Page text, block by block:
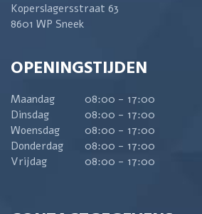
Koperslagersstraat 63
8601 WP Sneek
OPENINGSTIJDEN
Maandag
08:00 - 17:00
Dinsdag
08:00 - 17:00
Woensdag
08:00 - 17:00
Donderdag
08:00 - 17:00
Vrijdag
08:00 - 17:00